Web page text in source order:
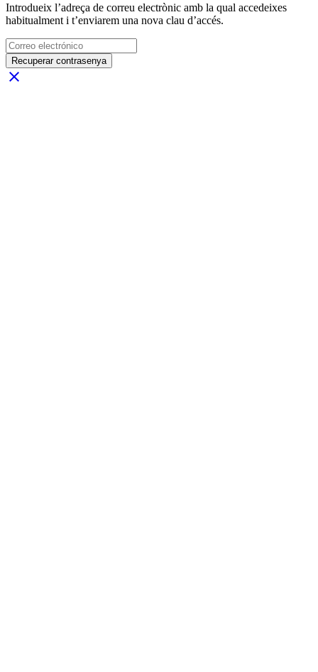
Introdueix l’adreça de correu electrònic amb la qual accedeixes
habitualment i t’enviarem una nova clau d’accés.
Recuperar contrasenya
close